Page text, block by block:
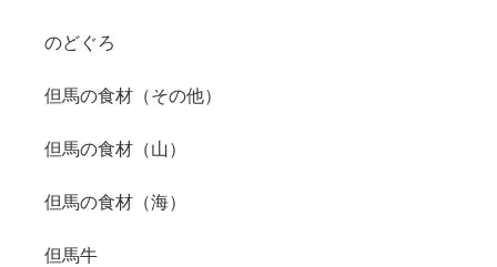
のどぐろ
但馬の食材（その他）
但馬の食材（山）
但馬の食材（海）
但馬牛